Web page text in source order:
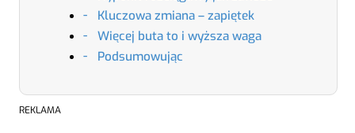
Kluczowa zmiana – zapiętek
Więcej buta to i wyższa waga
Podsumowując
REKLAMA